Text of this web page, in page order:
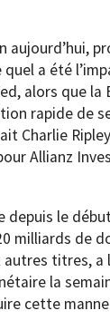
aujourd’hui,
a été
alors que la
rapide de
Charlie
Allianz
depuis le
milliards de
autres titres, a
la
cette